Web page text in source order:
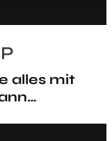
alles mit